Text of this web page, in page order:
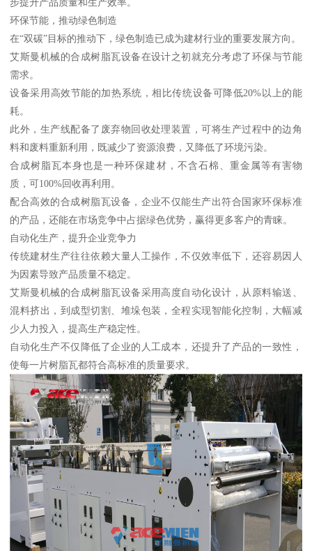
环保节能，推动绿色制造
在“双碳”目标的推动下，绿色制造已成为建材行业的重要发展方向。
艾斯曼机械的合成树脂瓦设备在设计之初就充分考虑了环保与节能
需求。
设备采用高效节能的加热系统，相比传统设备可降低20%以上的能
耗。
此外，生产线配备了废弃物回收处理装置，可将生产过程中的边角
料和废料重新利用，既减少了资源浪费，又降低了环境污染。
合成树脂瓦本身也是一种环保建材，不含石棉、重金属等有害物
质，可100%回收再利用。
配合高效的合成树脂瓦设备，企业不仅能生产出符合国家环保标准
的产品，还能在市场竞争中占据绿色优势，赢得更多客户的青睐。
自动化生产，提升企业竞争力
传统建材生产往往依赖大量人工操作，不仅效率低下，还容易因人
为因素导致产品质量不稳定。
艾斯曼机械的合成树脂瓦设备采用高度自动化设计，从原料输送、
混料挤出，到成型切割、堆垛包装，全程实现智能化控制，大幅减
少人力投入，提高生产稳定性。
自动化生产不仅降低了企业的人工成本，还提升了产品的一致性，
使每一片树脂瓦都符合高标准的质量要求。